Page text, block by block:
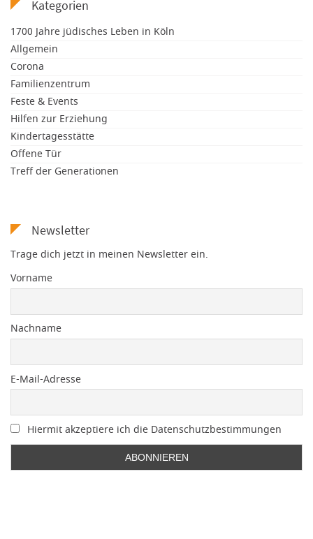
Kategorien
1700 Jahre jüdisches Leben in Köln
Allgemein
Corona
Familienzentrum
Feste & Events
Hilfen zur Erziehung
Kindertagesstätte
Offene Tür
Treff der Generationen
Newsletter
Trage dich jetzt in meinen Newsletter ein.
Vorname
Nachname
E-Mail-Adresse
Hiermit akzeptiere ich die Datenschutzbestimmungen